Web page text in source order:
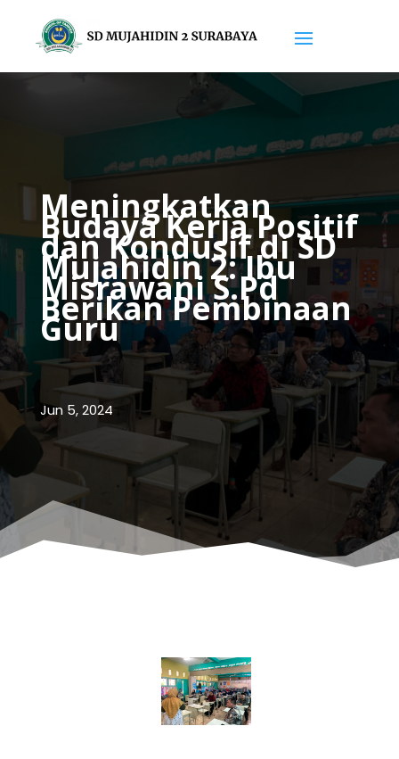
Meningkatkan
Budaya Kerja Positif
dan Kondusif di SD
Mujahidin 2: Ibu
Misrawani S.Pd
Berikan Pembinaan
Guru
Jun 5, 2024